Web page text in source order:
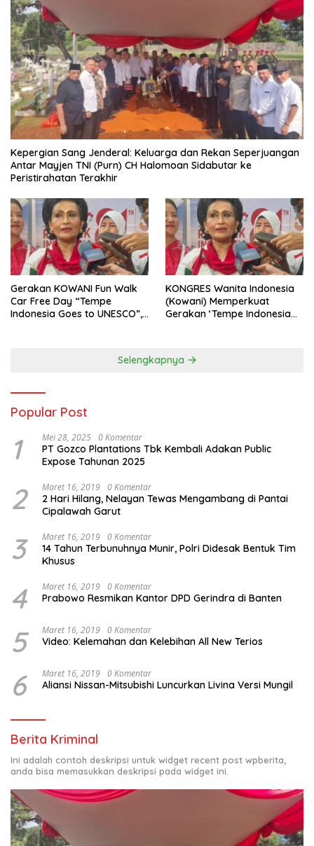
Kepergian Sang Jenderal: Keluarga dan Rekan Seperjuangan
Antar Mayjen TNI (Purn) CH Halomoan Sidabutar ke
Peristirahatan Terakhir
Gerakan KOWANI Fun Walk
Car Free Day “Tempe
Indonesia Goes to UNESCO”,
KONGRES Wanita Indonesia
(Kowani) Memperkuat
Gerakan ‘Tempe Indonesia
Selengkapnya
Popular Post
1 Mei 28, 2025 0 Komentar
PT Gozco Plantations Tbk Kembali Adakan Public
Expose Tahunan 2025
2 Maret 16, 2019 0 Komentar
2 Hari Hilang, Nelayan Tewas Mengambang di Pantai
Cipalawah Garut
3 Maret 16, 2019 0 Komentar
14 Tahun Terbunuhnya Munir, Polri Didesak Bentuk Tim
Khusus
4 Maret 16, 2019 0 Komentar
Prabowo Resmikan Kantor DPD Gerindra di Banten
5 Maret 16, 2019 0 Komentar
Video: Kelemahan dan Kelebihan All New Terios
6 Maret 16, 2019 0 Komentar
Aliansi Nissan-Mitsubishi Luncurkan Livina Versi Mungil
Berita Kriminal
Ini adalah contoh deskripsi untuk widget recent post wpberita,
anda bisa memasukkan deskripsi pada widget ini.